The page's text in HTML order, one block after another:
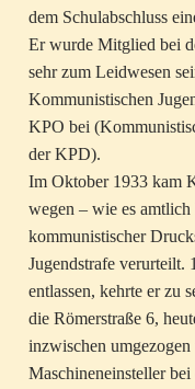
dem Schulabschluss
Er wurde Mitglied bei
sehr zum Leidwesen
Kommunistischen
KPO bei
der KPD).
Im Oktober 1933 kam
wegen – wie es
kommunistischer
Jugendstrafe verurteilt.
entlassen, kehrte er zu
die Römerstraße 6,
inzwischen
Maschineneinsteller